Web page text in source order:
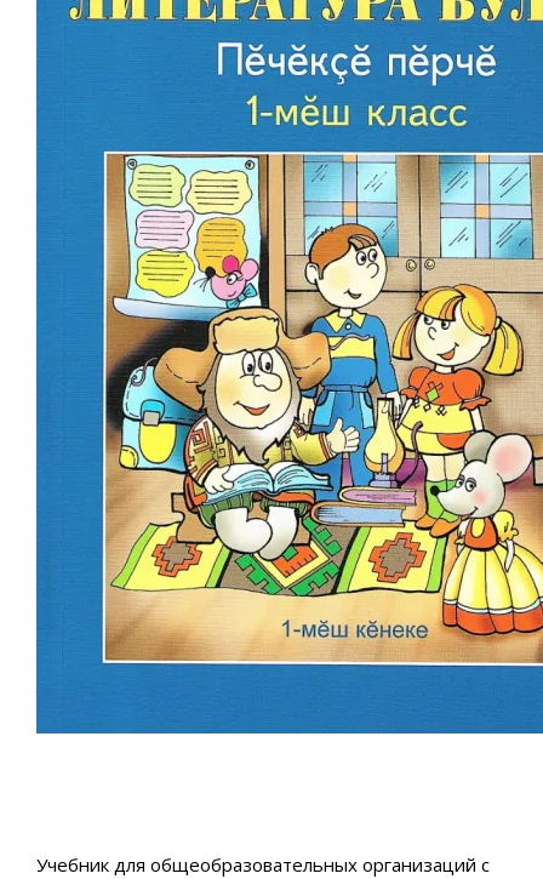
Учебник для общеобразовательных организаций с